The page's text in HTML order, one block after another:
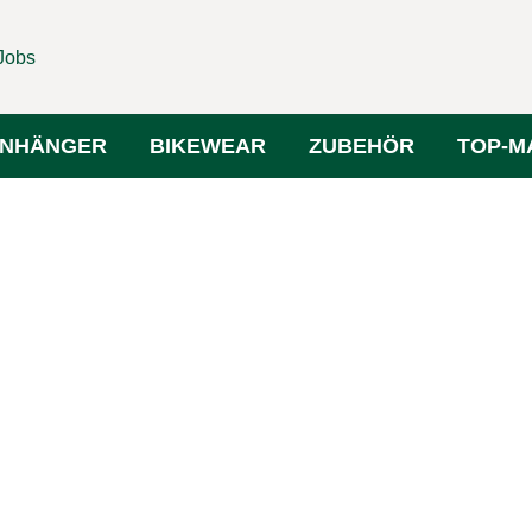
BIKEWEAR ZUBEHÖR TOP-